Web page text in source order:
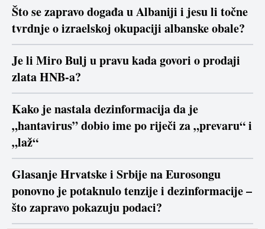
Što se zapravo događa u Albaniji i jesu li točne
tvrdnje o izraelskoj okupaciji albanske obale?
Je li Miro Bulj u pravu kada govori o prodaji
zlata HNB-a?
Kako je nastala dezinformacija da je
„hantavirus” dobio ime po riječi za „prevaru“ i
„laž“
Glasanje Hrvatske i Srbije na Eurosongu
ponovno je potaknulo tenzije i dezinformacije –
što zapravo pokazuju podaci?